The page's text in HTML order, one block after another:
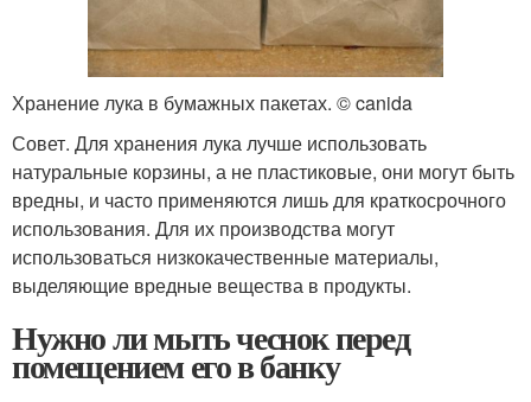
Хранение лука в бумажных пакетах. © canida
Совет. Для хранения лука лучше использовать
натуральные корзины, а не пластиковые, они могут быть
вредны, и часто применяются лишь для краткосрочного
использования. Для их производства могут
использоваться низкокачественные материалы,
выделяющие вредные вещества в продукты.
Нужно ли мыть чеснок перед
помещением его в банку